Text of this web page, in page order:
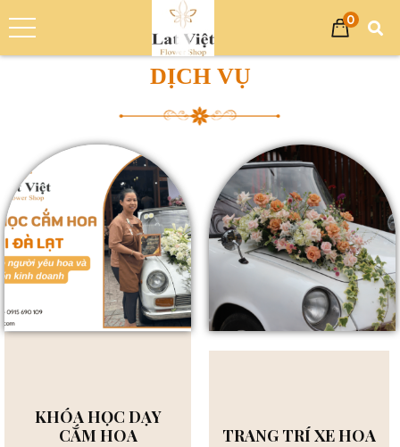
0
Trang chủ
DỊCH VỤ
KHÓA HỌC DẠY
CẮM HOA
TRANG TRÍ XE HOA